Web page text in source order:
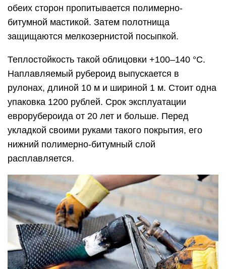
обеих сторон пропитывается полимерно-
битумной мастикой. Затем полотнища
защищаются мелкозернистой посыпкой.
Теплостойкость такой облицовки +100–140 °С.
Наплавляемый рубероид выпускается в
рулонах, длиной 10 м и шириной 1 м. Стоит одна
упаковка 1200 рублей. Срок эксплуатации
еврорубероида от 20 лет и больше. Перед
укладкой своими руками такого покрытия, его
нижний полимерно-битумный слой
расплавляется.